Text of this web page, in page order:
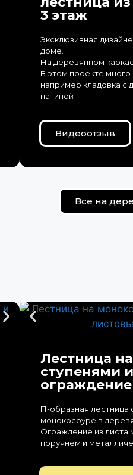
3 этаж
Эксклюзивная
доме.
На деревянном
В этом проекте
например кладовка с
патиной
Видеоотзыв
Все на
Лестница
ступенями
П-образная лестница
монокосоуре в
Ограждение из листа
поручнем и